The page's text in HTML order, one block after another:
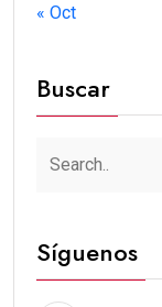
« Oct
Buscar
Síguenos